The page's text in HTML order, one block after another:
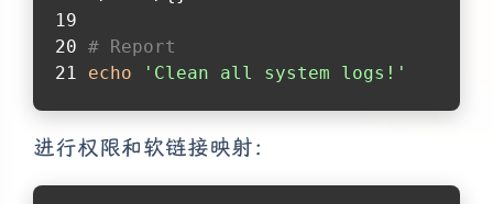
# Report
echo
'Clean all system logs!'
进行权限和软链接映射：